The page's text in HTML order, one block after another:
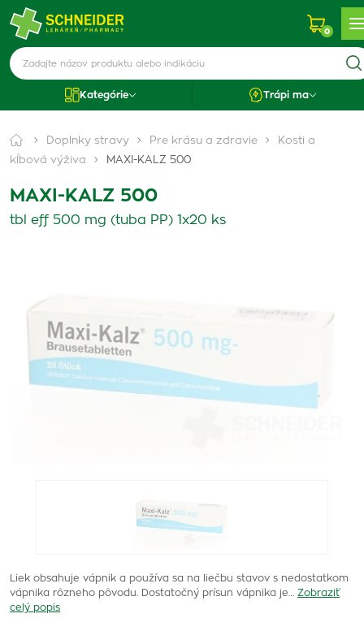
0
Kategórie Trápi ma
Doplnky stravy Pre krásu a zdravie
Kosti a
kĺbová výživa
MAXI-KALZ 500
MAXI-KALZ 500
tbl eff 500 mg (tuba PP) 1x20 ks
Liek obsahuje vápnik a používa sa na liečbu stavov s nedostatkom
vápnika rôzneho pôvodu. Dostatočný prísun vápnika je…
Zobraziť
celý popis